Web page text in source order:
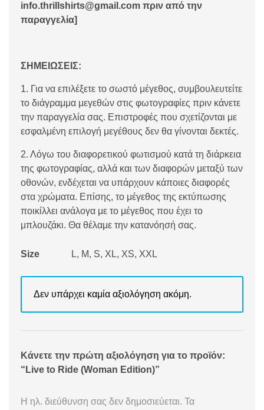
info.thrillshirts@gmail.com πριν από την
παραγγελία]
ΣΗΜΕΙΩΣΕΙΣ:
1. Για να επιλέξετε το σωστό μέγεθος, συμβουλευτείτε
το διάγραμμα μεγεθών στις φωτογραφίες πριν κάνετε
την παραγγελία σας. Επιστροφές που σχετίζονται με
εσφαλμένη επιλογή μεγέθους δεν θα γίνονται δεκτές.
2. Λόγω του διαφορετικού φωτισμού κατά τη διάρκεια
της φωτογραφίας, αλλά και των διαφορών μεταξύ των
οθονών, ενδέχεται να υπάρχουν κάποιες διαφορές
στα χρώματα. Επίσης, το μέγεθος της εκτύπωσης
ποικίλλει ανάλογα με το μέγεθος που έχει το
μπλουζάκι. Θα θέλαμε την κατανόησή σας.
Size L, M, S, XL, XS, XXL
Δεν υπάρχει καμία αξιολόγηση ακόμη.
Κάνετε την πρώτη αξιολόγηση για το προϊόν:
“Live to Ride (Woman Edition)”
Η ηλ. διεύθυνση σας δεν δημοσιεύεται. Τα